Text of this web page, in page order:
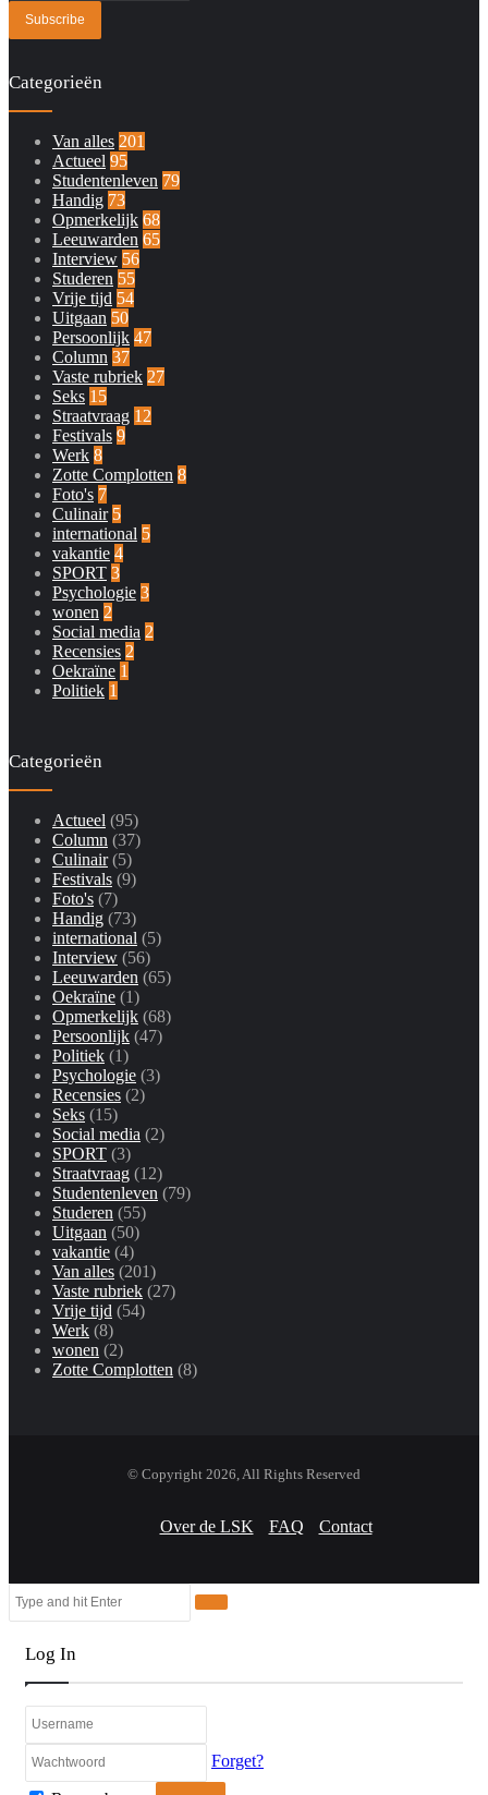
Email
address
Categorieën
Van alles 201
Actueel 95
Studentenleven 79
Handig 73
Opmerkelijk 68
Leeuwarden 65
Interview 56
Studeren 55
Vrije tijd 54
Uitgaan 50
Persoonlijk 47
Column 37
Vaste rubriek 27
Seks 15
Straatvraag 12
Festivals 9
Werk 8
Zotte Complotten 8
Foto's 7
Culinair 5
international 5
vakantie 4
SPORT 3
Psychologie 3
wonen 2
Social media 2
Recensies 2
Oekraïne 1
Politiek 1
Categorieën
Actueel (95)
Column (37)
Culinair(5)
Festivals (9)
Foto's (7)
Handig (73)
international (5)
Interview (56)
Leeuwarden (65)
Oekraïne (1)
Opmerkelijk (68)
Persoonlijk (47)
Politiek (1)
Psychologie (3)
Recensies (2)
Seks (15)
Social media (2)
SPORT (3)
Straatvraag (12)
Studentenleven (79)
Studeren (55)
Uitgaan (50)
vakantie (4)
Van alles (201)
Vaste rubriek (27)
Vrije tijd (54)
Werk (8)
wonen (2)
Zotte Complotten (8)
© Copyright 2026, All Rights Reserved
Over de LSK FAQ Contact
Search
Log In
Forget?